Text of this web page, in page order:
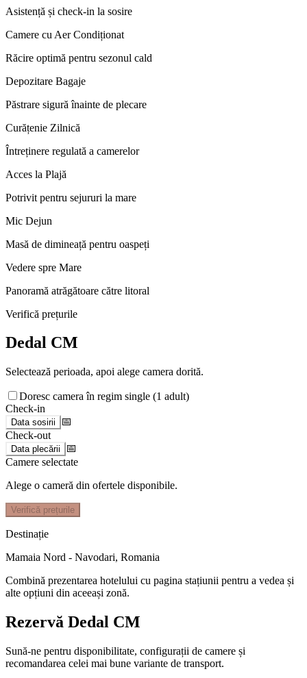
Asistență și check-in la sosire
Camere cu Aer Condiționat
Răcire optimă pentru sezonul cald
Depozitare Bagaje
Păstrare sigură înainte de plecare
Curățenie Zilnică
Întreținere regulată a camerelor
Acces la Plajă
Potrivit pentru sejururi la mare
Mic Dejun
Masă de dimineață pentru oaspeți
Vedere spre Mare
Panoramă atrăgătoare către litoral
Verifică prețurile
Dedal CM
Selectează perioada, apoi alege camera dorită.
Doresc camera în regim single (1 adult)
Check-in
Data sosirii
📅
Check-out
Data plecării
📅
Camere selectate
Alege o cameră din ofertele disponibile.
Verifică prețurile
Destinație
Mamaia Nord - Navodari, Romania
Combină prezentarea hotelului cu pagina stațiunii pentru a vedea și
alte opțiuni din aceeași zonă.
Rezervă Dedal CM
Sună-ne pentru disponibilitate, configurații de camere și
recomandarea celei mai bune variante de transport.